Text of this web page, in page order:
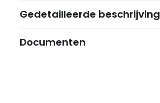
Gedetailleerde beschrijving
Documenten